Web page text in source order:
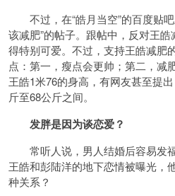
不过，在“皓月当空”的百度贴吧
该减肥”的帖子。跟帖中，反对王
得特别可爱。不过，支持王皓减肥
点：第一，瘦点会更帅；第二，减
王皓1米76的身高，有网友甚至提
斤至68公斤之间。
发胖是因为谈恋爱？
常听人说，男人结婚后容易发福
王皓和彭陆洋的地下恋情被曝光，
种关系？